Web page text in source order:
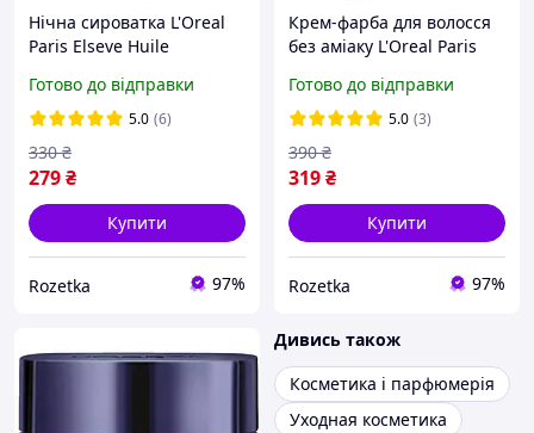
Нічна сироватка L'Oreal
Paris Elseve Huile
для інтенсивного
живлення волосся 100 мл
(3600524135775)
Готово до відправки
5.0 (6)
279₴
330 ₴
Купити
Rozetka 97%
Крем-фарба для волосся
без аміаку L'Oreal Paris
Холодний каштан
(3600523825844)
Готово до відправки
5.0 (3)
319₴
390 ₴
Купити
Rozetka 97%
Дивись також
Косметика і парфюмерія
Уходная косметика